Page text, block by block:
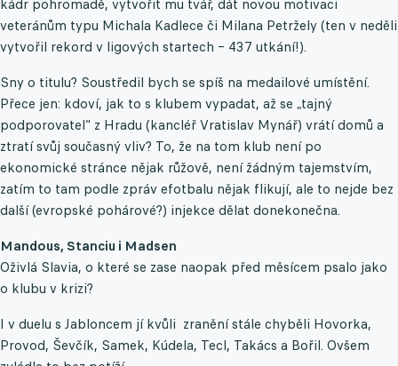
kádr pohromadě, vytvořit mu tvář, dát novou motivaci
veteránům typu Michala Kadlece či Milana Petržely (ten v neděli
vytvořil rekord v ligových startech – 437 utkání!).
Sny o titulu? Soustředil bych se spíš na medailové umístění.
Přece jen: kdoví, jak to s klubem vypadat, až se „tajný
podporovatel“ z Hradu (kancléř Vratislav Mynář) vrátí domů a
ztratí svůj současný vliv? To, že na tom klub není po
ekonomické stránce nějak růžově, není žádným tajemstvím,
zatím to tam podle zpráv efotbalu nějak flikují, ale to nejde bez
další (evropské pohárové?) injekce dělat donekonečna.
Mandous, Stanciu i Madsen
Oživlá Slavia, o které se zase naopak před měsícem psalo jako
o klubu v krizi?
I v duelu s Jabloncem jí kvůli zranění stále chyběli Hovorka,
Provod, Ševčík, Samek, Kúdela, Tecl, Takács a Bořil. Ovšem